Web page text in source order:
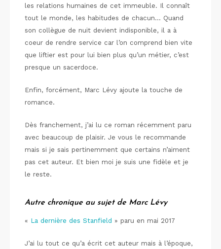
les relations humaines de cet immeuble. Il connaît
tout le monde, les habitudes de chacun… Quand
son collègue de nuit devient indisponible, il a à
coeur de rendre service car l’on comprend bien vite
que liftier est pour lui bien plus qu’un métier, c’est
presque un sacerdoce.
Enfin, forcément, Marc Lévy ajoute la touche de
romance.
Dès franchement, j’ai lu ce roman récemment paru
avec beaucoup de plaisir. Je vous le recommande
mais si je sais pertinemment que certains n’aiment
pas cet auteur. Et bien moi je suis une fidèle et je
le reste.
Autre chronique au sujet de Marc Lévy
« La dernière des Stanfield » paru en mai 2017
J’ai lu tout ce qu’a écrit cet auteur mais à l’époque,